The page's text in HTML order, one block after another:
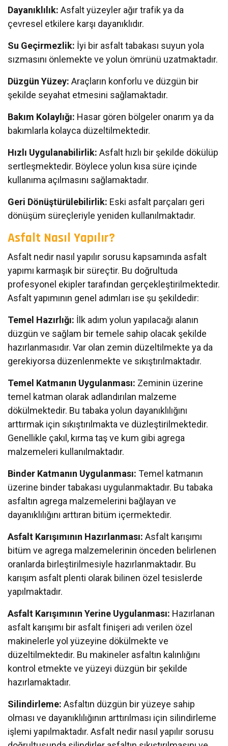
Dayanıklılık: Asfalt yüzeyler ağır trafik ya da
çevresel etkilere karşı dayanıklıdır.
Su Geçirmezlik: İyi bir asfalt tabakası suyun yola
sızmasını önlemekte ve yolun ömrünü uzatmaktadır.
Düzgün Yüzey: Araçların konforlu ve düzgün bir
şekilde seyahat etmesini sağlamaktadır.
Bakım Kolaylığı: Hasar gören bölgeler onarım ya da
bakımlarla kolayca düzeltilmektedir.
Hızlı Uygulanabilirlik: Asfalt hızlı bir şekilde dökülüp
sertleşmektedir. Böylece yolun kısa süre içinde
kullanıma açılmasını sağlamaktadır.
Geri Dönüştürülebilirlik: Eski asfalt parçaları geri
dönüşüm süreçleriyle yeniden kullanılmaktadır.
Asfalt Nasıl Yapılır?
Asfalt nedir nasıl yapılır sorusu kapsamında asfalt
yapımı karmaşık bir süreçtir. Bu doğrultuda
profesyonel ekipler tarafından gerçekleştirilmektedir.
Asfalt yapımının genel adımları ise şu şekildedir:
Temel Hazırlığı: İlk adım yolun yapılacağı alanın
düzgün ve sağlam bir temele sahip olacak şekilde
hazırlanmasıdır. Var olan zemin düzeltilmekte ya da
gerekiyorsa düzenlenmekte ve sıkıştırılmaktadır.
Temel Katmanın Uygulanması: Zeminin üzerine
temel katman olarak adlandırılan malzeme
dökülmektedir. Bu tabaka yolun dayanıklılığını
arttırmak için sıkıştırılmakta ve düzleştirilmektedir.
Genellikle çakıl, kırma taş ve kum gibi agrega
malzemeleri kullanılmaktadır.
Binder Katmanın Uygulanması: Temel katmanın
üzerine binder tabakası uygulanmaktadır. Bu tabaka
asfaltın agrega malzemelerini bağlayan ve
dayanıklılığını arttıran bitüm içermektedir.
Asfalt Karışımının Hazırlanması: Asfalt karışımı
bitüm ve agrega malzemelerinin önceden belirlenen
oranlarda birleştirilmesiyle hazırlanmaktadır. Bu
karışım asfalt plenti olarak bilinen özel tesislerde
yapılmaktadır.
Asfalt Karışımının Yerine Uygulanması: Hazırlanan
asfalt karışımı bir asfalt finişeri adı verilen özel
makinelerle yol yüzeyine dökülmekte ve
düzeltilmektedir. Bu makineler asfaltın kalınlığını
kontrol etmekte ve yüzeyi düzgün bir şekilde
hazırlamaktadır.
Silindirleme: Asfaltın düzgün bir yüzeye sahip
olması ve dayanıklılığının arttırılması için silindirleme
işlemi yapılmaktadır. Asfalt nedir nasıl yapılır sorusu